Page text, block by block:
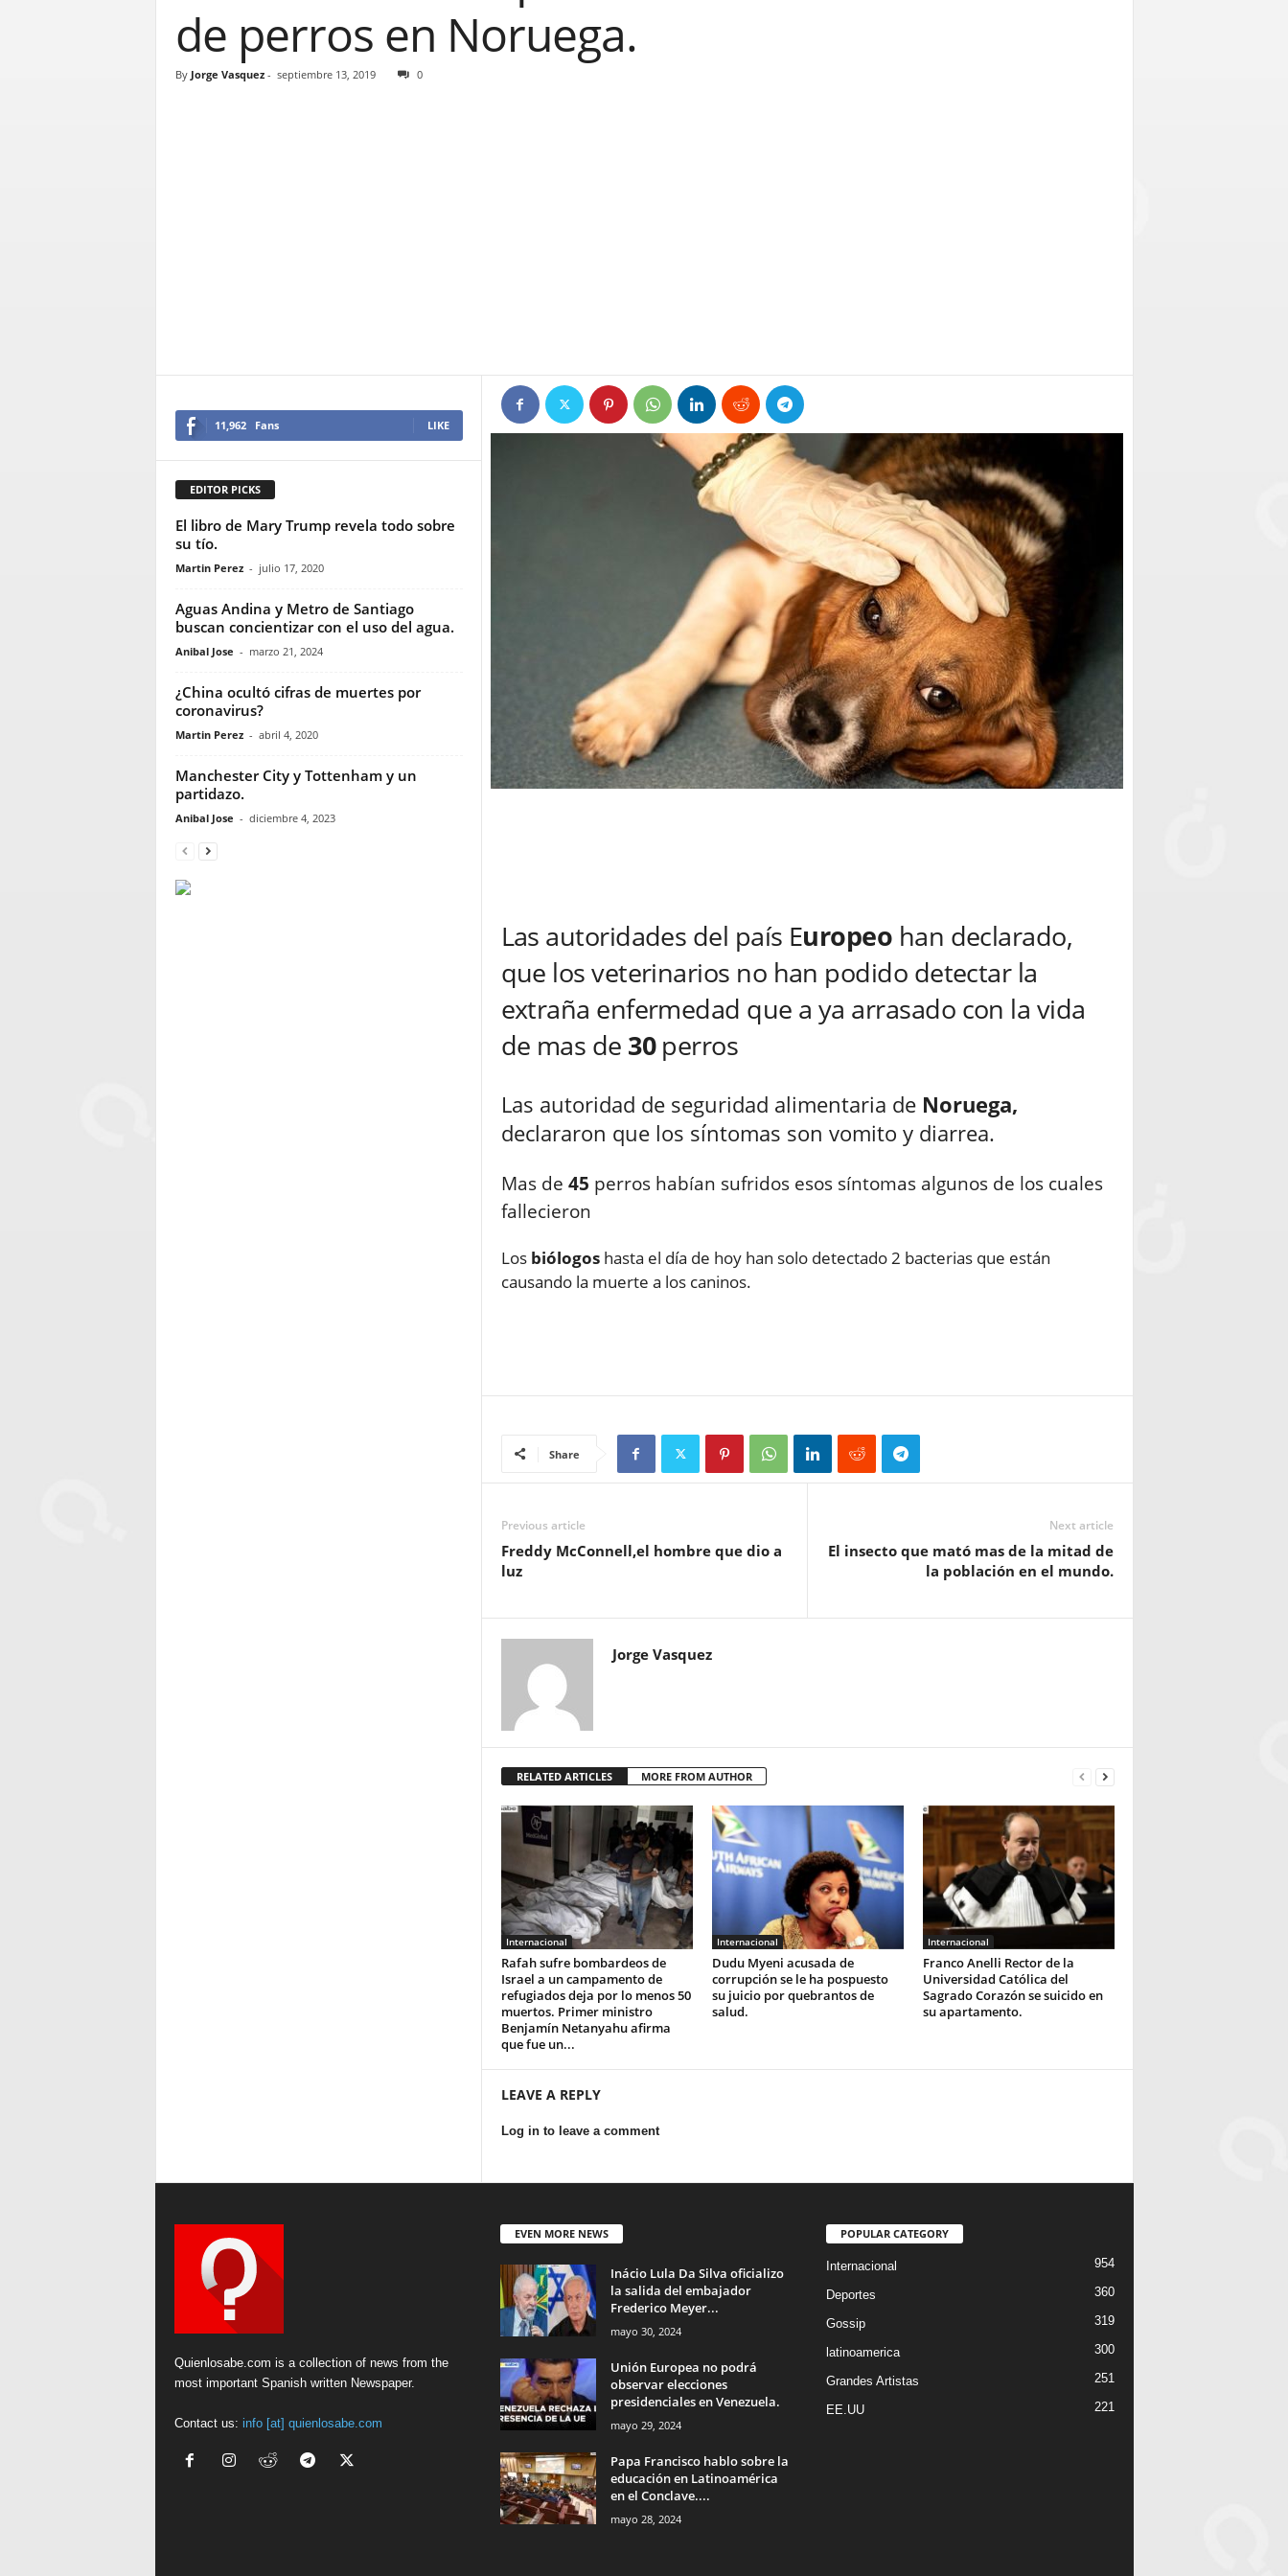
de perros en Noruega.
By Jorge Vasquez- septiembre 13, 2019 0
Las autoridades del país Europeo han declarado,
que los veterinarios no han podido detectar la
extraña enfermedad que a ya arrasado con la vida
de mas de 30perros
Las autoridad de seguridad alimentaria deNoruega,
declararon que los síntomas son vomito y diarrea.
Mas de 45 perros habían sufridos esos síntomas algunos de los cuales
fallecieron
Losbiólogoshasta el día de hoy han solo detectado 2 bacterias que están
causando la muerte a los caninos.
Share
Previous article
Freddy McConnell,el hombre que dio a
luz
Next article
El insecto que mató mas de la mitad de
la población en el mundo.
Jorge Vasquez
RELATED ARTICLES MORE FROM AUTHOR
Internacional
Rafah sufre bombardeos de
Israel a un campamento de
refugiados deja por lo menos 50
muertos. Primer ministro
Benjamín Netanyahu afirma
que fue un...
Internacional
Dudu Myeni acusada de
corrupción se le ha pospuesto
su juicio por quebrantos de
salud.
Internacional
Franco Anelli Rector de la
Universidad Católica del
Sagrado Corazón se suicido en
su apartamento.
LEAVE A REPLY
Log in to leave a comment
11,962 Fans LIKE
EDITOR PICKS
El libro de Mary Trump revela todo sobre
su tío.
Martin Perez - julio 17, 2020
Aguas Andina y Metro de Santiago
buscan concientizar con el uso del agua.
Anibal Jose - marzo 21, 2024
¿China ocultó cifras de muertes por
coronavirus?
Martin Perez - abril 4, 2020
Manchester City y Tottenham y un
partidazo.
Anibal Jose - diciembre 4, 2023
Quienlosabe.com is a collection of news from the
most important Spanish written Newspaper.
Contact us: info [at] quienlosabe.com
EVEN MORE NEWS
Inácio Lula Da Silva oficializo
la salida del embajador
Frederico Meyer...
mayo 30, 2024
Unión Europea no podrá
observar elecciones
presidenciales en Venezuela.
mayo 29, 2024
Papa Francisco hablo sobre la
educación en Latinoamérica
en el Conclave....
mayo 28, 2024
POPULAR CATEGORY
Internacional 954
Deportes 360
Gossip 319
latinoamerica 300
Grandes Artistas 251
EE.UU 221